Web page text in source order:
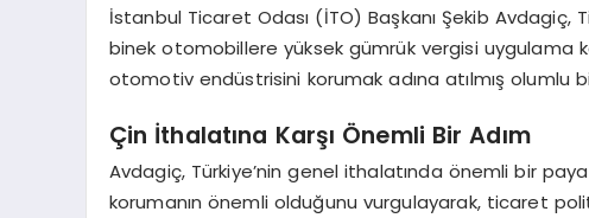
İstanbul Ticaret Odası (İTO) Başkanı Şekib Avdagiç,
binek otomobillere yüksek gümrük vergisi uygulama
otomotiv endüstrisini korumak adına atılmış olumlu
Çin İthalatına Karşı Önemli Bir Adım
Avdagiç, Türkiye’nin genel ithalatında önemli bir
korumanın önemli olduğunu vurgulayarak, ticaret